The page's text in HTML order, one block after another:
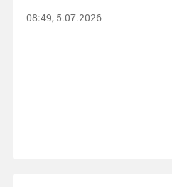
08:49, 5.07.2026